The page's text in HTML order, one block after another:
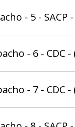
- 5 - SACP
- 6 - CDC -
- 7 - CDC -